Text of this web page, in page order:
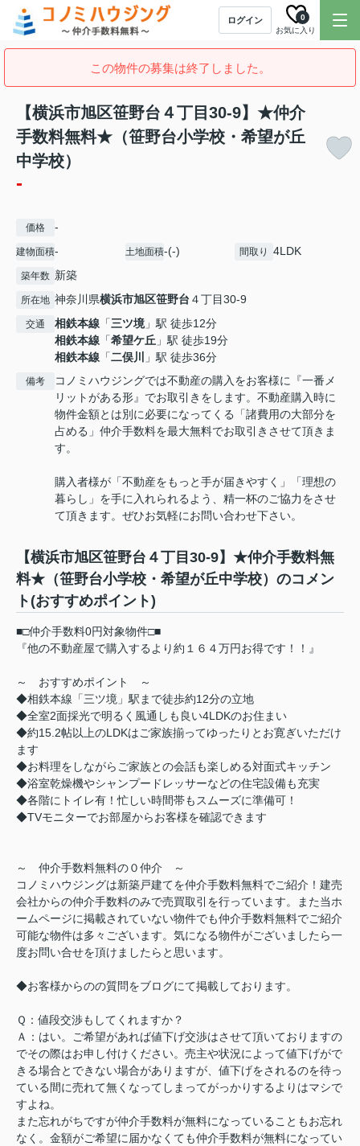
ログイン
お気に入り
0
この物件の募集は終了しました。
【横浜市旭区笹野台４丁目30-9】★仲介
手数料無料★（笹野台小学校・希望が丘
中学校）
-
価格 -
建物面積- 土地面積-(-) 間取り 4LDK
築年数 新築
所在地 神奈川県横浜市旭区笹野台 ４丁目30-9
交通 相鉄本線 「三ツ境」駅 徒歩12分
相鉄本線 「希望ケ丘 」駅 徒歩19分
相鉄本線 「二俣川 」駅 徒歩36分
備考
コノミハウジングでは不動産の購入をお客様に『一番メ
リットがある形』でお取引きをします。不動産購入時に
物件金額とは別に必要になってくる「諸費用の大部分を
占める」仲介手数料を最大無料でお取引きさせて頂きま
す。
購入者様が「不動産をもっと手が届きやすく」「理想の
暮らし」を手に入れられるよう、精一杯のご協力をさせ
て頂きます。ぜひお気軽にお問い合わせ下さい。
【横浜市旭区笹野台４丁目30-9】★仲介手数料無
料★（笹野台小学校・希望が丘中学校）のコメン
ト(おすすめポイント)
■□仲介手数料0円対象物件□■
『他の不動産屋で購入するより約１６４万円お得です！！』
～ おすすめポイント ～
◆相鉄本線「三ツ境」駅まで徒歩約12分の立地
◆全室2面採光で明るく風通しも良い4LDKのお住まい
◆約15.2帖以上のLDKはご家族揃ってゆったりとお寛ぎいただけ
ます
◆お料理をしながらご家族との会話も楽しめる対面式キッチン
◆浴室乾燥機やシャンプードレッサーなどの住宅設備も充実
◆各階にトイレ有！忙しい時間帯もスムーズに準備可！
◆TVモニターでお部屋からお客様を確認できます
～ 仲介手数料無料の０仲介 ～
コノミハウジングは新築戸建てを仲介手数料無料でご紹介！建売
会社からの仲介手数料のみで売買取引を行っています。また当ホ
ームページに掲載されていない物件でも仲介手数料無料でご紹介
可能な物件は多々ございます。気になる物件がございましたら一
度お問い合せを頂けましたらと思います。
◆お客様からのの質問をブログにて掲載しております。
Ｑ：値段交渉もしてくれますか？
Ａ：はい。ご希望があれば値下げ交渉はさせて頂いておりますの
でその際はお申し付けください。売主や状況によって値下げがで
きる場合とできない場合がありますが、値下げをされるのを待っ
ている間に売れて無くなってしまってがっかりするよりはマシで
すよね。
また忘れがちですが仲介手数料が無料になっていることもお忘れ
なく。金額がご希望に届かなくても仲介手数料が無料になってい